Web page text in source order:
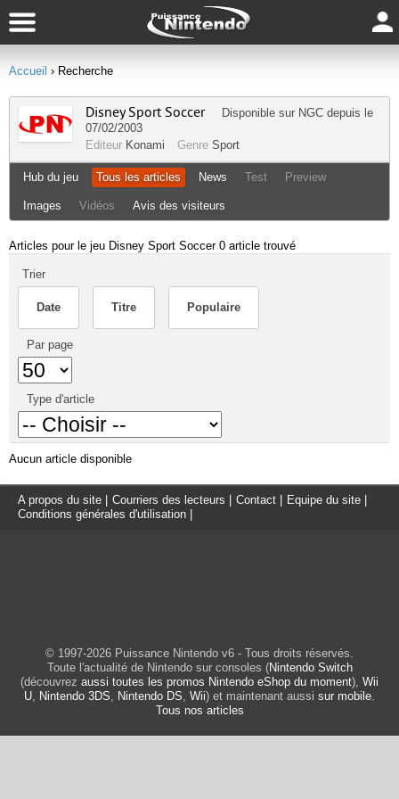
Accueil › Recherche
Disney Sport Soccer Disponible sur NGC depuis le
07/02/2003
Editeur Konami Genre Sport
Hub du jeu Tous les articles News Test Preview
Images Vidéos Avis des visiteurs
Articles pour le jeu Disney Sport Soccer 0 article trouvé
Trier
Date Titre Populaire
Par page
Type d'article
Aucun article disponible
A propos du site Courriers des lecteurs Contact Equipe du site
Conditions générales d'utilisation
© 1997-2026 Puissance Nintendo v6 - Tous droits réservés.
Toute l'actualité de Nintendo sur consoles (Nintendo Switch
(découvrez aussi toutes les promos Nintendo eShop du moment), Wii
U, Nintendo 3DS, Nintendo DS, Wii) et maintenant aussi sur mobile.
Tous nos articles